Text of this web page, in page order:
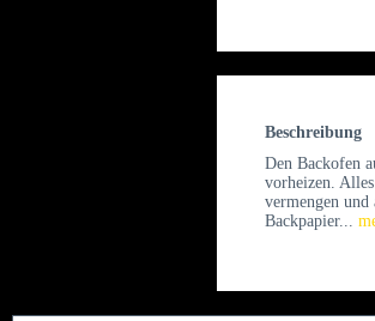
Beschreibung
Den Backofen
vorheizen.
vermengen
Backpapier...